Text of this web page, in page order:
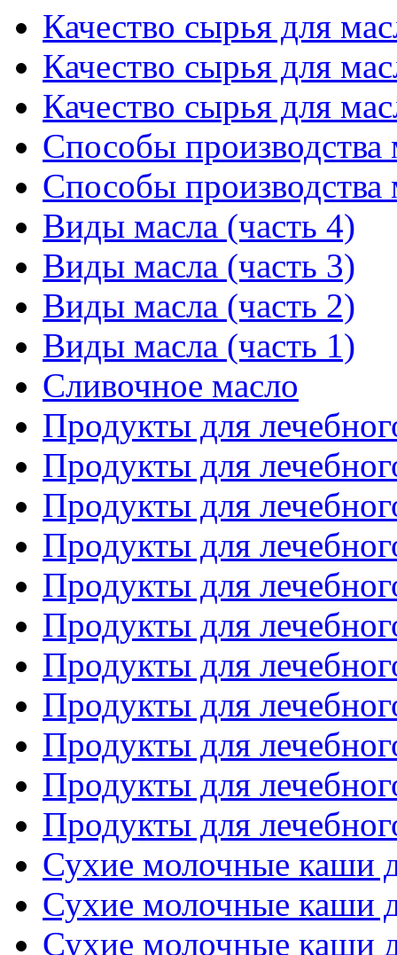
Качество сырья для
Качество сырья для
Качество сырья для
Способы производства
Способы производства
Виды масла (часть 4)
Виды масла (часть 3)
Виды масла (часть 2)
Виды масла (часть 1)
Сливочное масло
Продукты для
Продукты для
Продукты для
Продукты для
Продукты для
Продукты для
Продукты для
Продукты для
Продукты для
Продукты для
Продукты для
Сухие молочные каши
Сухие молочные каши
Сухие молочные каши